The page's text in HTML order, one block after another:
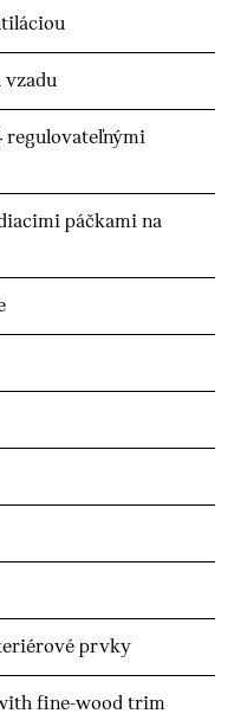
vzadu
regulovateľnými
páčkami na
prvky
fine-wood trim